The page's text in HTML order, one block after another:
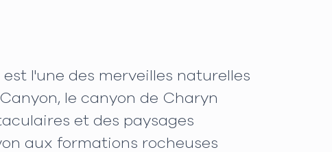
l'une des merveilles naturelles
le canyon de Charyn
et des paysages
aux formations rocheuses